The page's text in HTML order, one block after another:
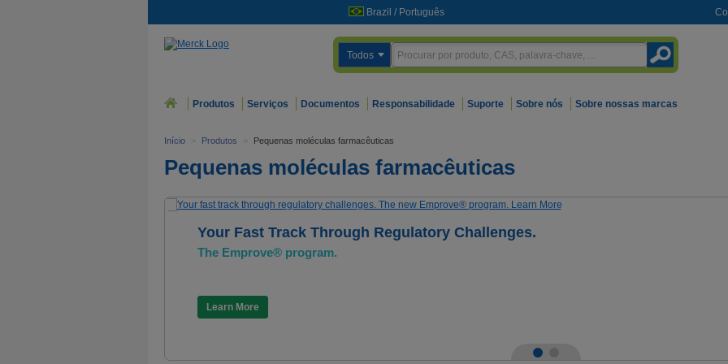
Brazil / Português
Todos
Produtos Serviços Documentos Responsabilidade Suporte Sobre nós Sobre nossas marcas
Início > Produtos > Pequenas moléculas farmacêuticas
Pequenas moléculas farmacêuticas
Your Fast Track Through Regulatory Challenges.
The Emprove® program.
Learn More